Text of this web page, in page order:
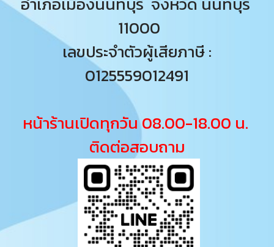
11000
เลขประจำตัวผู้เสียภาษี :
0125559012491
หน้าร้านเปิดทุกวัน 08.00-18.00 น.
ติดต่อสอบถาม